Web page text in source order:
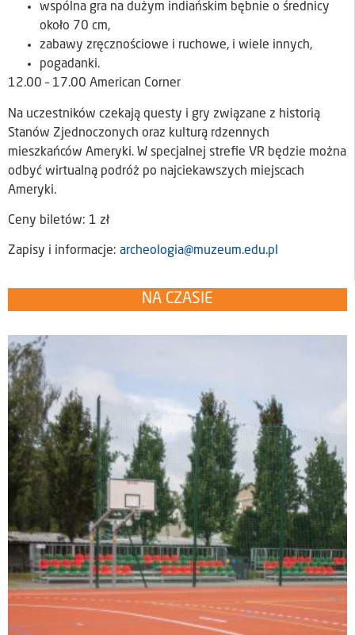
wspólna gra na dużym indiańskim bębnie o średnicy
około 70 cm,
zabawy zręcznościowe i ruchowe, i wiele innych,
pogadanki.
12.00 – 17.00 American Corner
Na uczestników czekają questy i gry związane z historią
Stanów Zjednoczonych oraz kulturą rdzennych
mieszkańców Ameryki. W specjalnej strefie VR będzie można
odbyć wirtualną podróż po najciekawszych miejscach
Ameryki.
Ceny biletów: 1 zł
Zapisy i informacje: archeologia@muzeum.edu.pl
NA CZASIE